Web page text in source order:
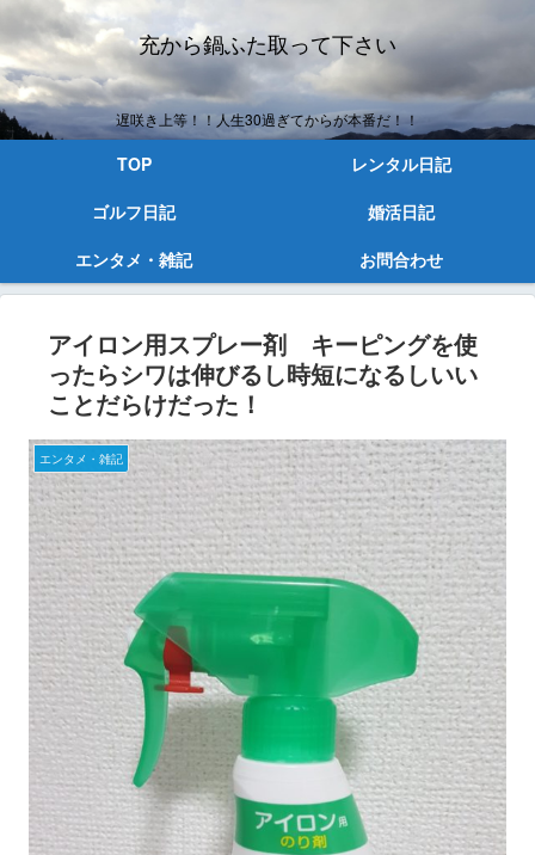
充から鍋ふた取って下さい
遅咲き上等！！人生30過ぎてからが本番だ！！
TOP
レンタル日記
ゴルフ日記
婚活日記
エンタメ・雑記
お問合わせ
アイロン用スプレー剤 キーピングを使
ったらシワは伸びるし時短になるしいい
ことだらけだった！
エンタメ・雑記